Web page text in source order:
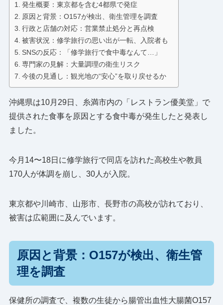
発生概要：東京都を含む4都県で発症
原因と背景：O157が検出、衛生管理を調査
行政と店舗の対応：営業禁止処分と再点検
被害状況：修学旅行の思い出が一転、入院者も
SNSの反応：「修学旅行で食中毒なんて…」
専門家の見解：大量調理の衛生リスク
今後の見通し：観光地の“安心”を取り戻せるか
沖縄県は10月29日、糸満市内の「レストラン優美堂」で
提供された食事を原因とする食中毒が発生したと発表し
ました。
今月14〜18日に修学旅行で同店を訪れた高校生や教員
170人が体調を崩し、30人が入院。
東京都や川崎市、山形市、長野市の高校が訪れており、
被害は広範囲に及んでいます。
原因と背景：O157が検出、衛生管
理を調査
保健所の調査で、複数の生徒から腸管出血性大腸菌O157